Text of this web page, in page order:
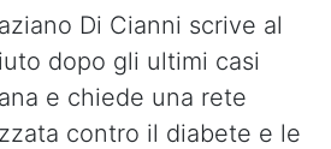
Di Cianni scrive al
dopo gli ultimi casi
e chiede una rete
contro il diabete e le